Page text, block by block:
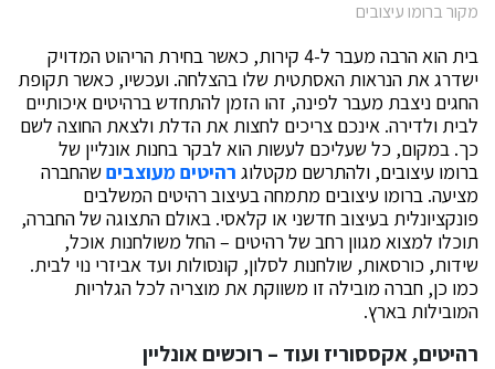
מקור ברומו עיצובים
בית הוא הרבה מעבר ל-4 קירות, כאשר בחירת הריהוט המדויק
ישדרג את הנראות האסתטית שלו בהצלחה. ועכשיו, כאשר תקופת
החגים ניצבת מעבר לפינה, זהו הזמן להתחדש ברהיטים איכותיים
לבית ולדירה. אינכם צריכים לחצות את הדלת ולצאת החוצה לשם
כך. במקום, כל שעליכם לעשות הוא לבקר בחנות אונליין של
ברומו עיצובים, ולהתרשם מקטלוג רהיטים מעוצביםשהחברה
מציעה. ברומו עיצובים מתמחה בעיצוב רהיטים המשלבים
פונקציונלית בעיצוב חדשני או קלאסי. באולם התצוגה של החברה,
תוכלו למצוא מגוון רחב של רהיטים – החל משולחנות אוכל,
שידות, כורסאות, שולחנות לסלון, קונסולות ועד אביזרי נוי לבית.
כמו כן, חברה מובילה זו משווקת את מוצריה לכל הגלריות
המובילות בארץ.
רהיטים, אקססוריז ועוד – רוכשים אונליין